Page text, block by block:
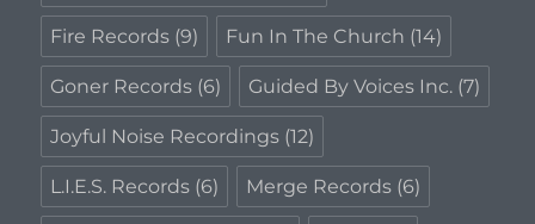
Fire Records (9) Fun In The Church (14)
Goner Records (6) Guided By Voices Inc. (7)
Joyful Noise Recordings (12)
L.I.E.S. Records (6) Merge Records (6)